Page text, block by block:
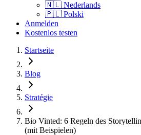
🇳🇱 Nederlands
🇵🇱 Polski
Anmelden
Kostenlos testen
Startseite
Blog
Stratégie
Bio Vinted: 6 Regeln des
(mit Beispielen)